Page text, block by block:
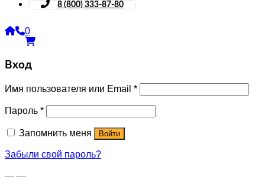
8 (800) 333-87-80
0
Вход
Имя пользователя или Email *
Пароль *
Запомнить меня Войти
Забыли свой пароль?